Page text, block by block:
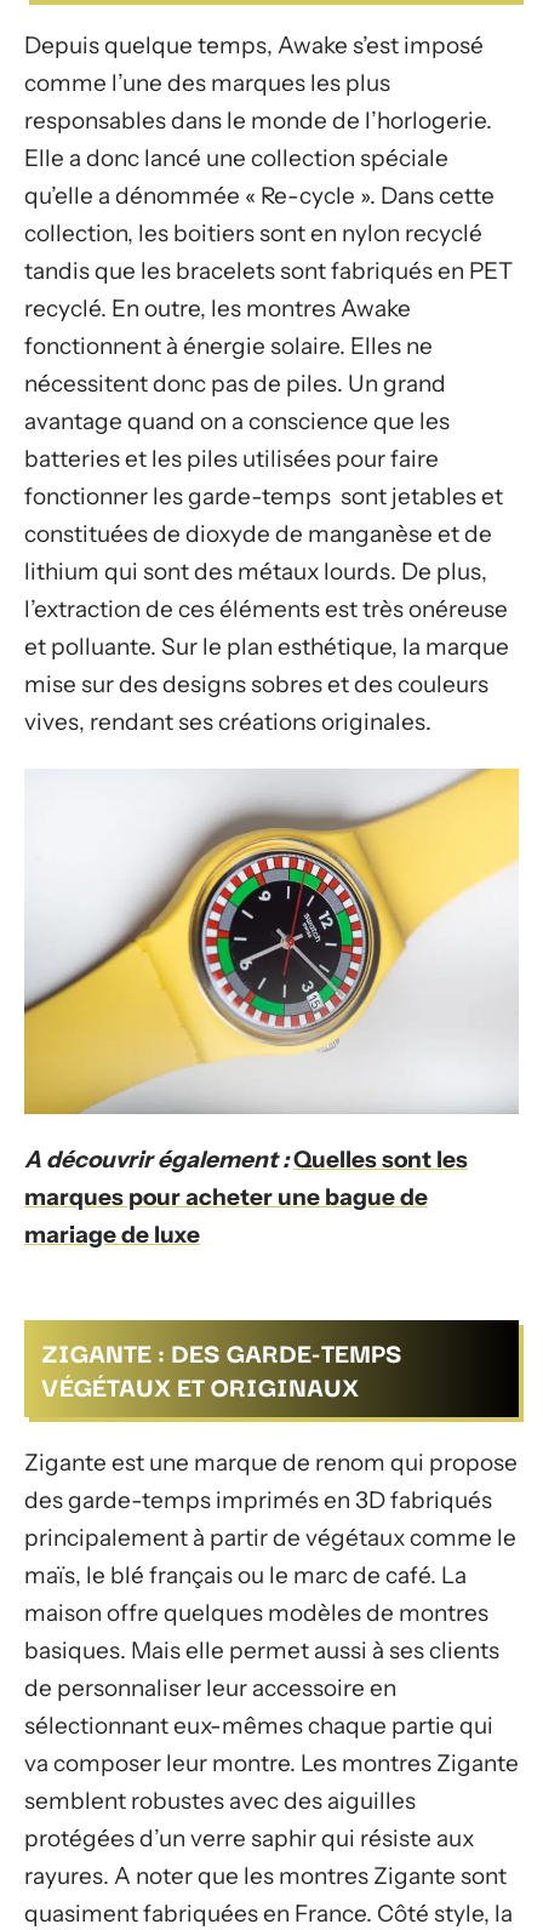
Depuis quelque temps, Awake s’est imposé
comme l’une des marques les plus
responsables dans le monde de l’horlogerie.
Elle a donc lancé une collection spéciale
qu’elle a dénommée « Re-cycle ». Dans cette
collection, les boitiers sont en nylon recyclé
tandis que les bracelets sont fabriqués en PET
recyclé. En outre, les montres Awake
fonctionnent à énergie solaire. Elles ne
nécessitent donc pas de piles. Un grand
avantage quand on a conscience que les
batteries et les piles utilisées pour faire
fonctionner les garde-temps sont jetables et
constituées de dioxyde de manganèse et de
lithium qui sont des métaux lourds. De plus,
l’extraction de ces éléments est très onéreuse
et polluante. Sur le plan esthétique, la marque
mise sur des designs sobres et des couleurs
vives, rendant ses créations originales.
A découvrir également :Quelles sont les
marques pour acheter une bague de
mariage de luxe
ZIGANTE : DES GARDE-TEMPS
VÉGÉTAUX ET ORIGINAUX
Zigante est une marque de renom qui propose
des garde-temps imprimés en 3D fabriqués
principalement à partir de végétaux comme le
maïs, le blé français ou le marc de café. La
maison offre quelques modèles de montres
basiques. Mais elle permet aussi à ses clients
de personnaliser leur accessoire en
sélectionnant eux-mêmes chaque partie qui
va composer leur montre. Les montres Zigante
semblent robustes avec des aiguilles
protégées d’un verre saphir qui résiste aux
rayures. A noter que les montres Zigante sont
quasiment fabriquées en France. Côté style, la